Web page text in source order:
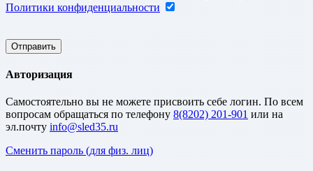
Политики конфиденциальности
Авторизация
Cамостоятельно вы не можете присвоить себе логин. По всем
вопросам обращаться по телефону 8(8202) 201-901 или на
эл.почту
Сменить пароль (для физ. лиц)